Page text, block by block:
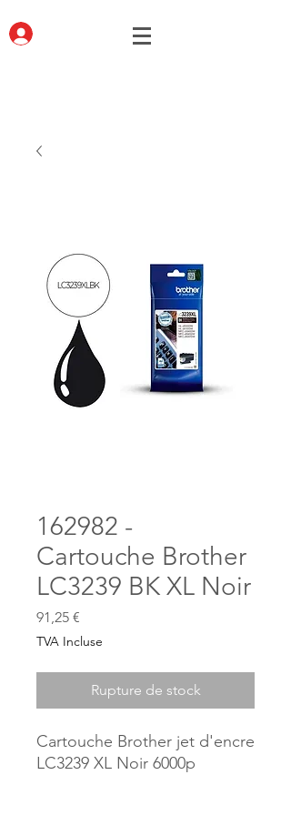
162982 -
Cartouche Brother
LC3239 BK XL Noir
91,25 €
TVA Incluse
Rupture de stock
Cartouche Brother jet d'encre
LC3239 XL Noir 6000p